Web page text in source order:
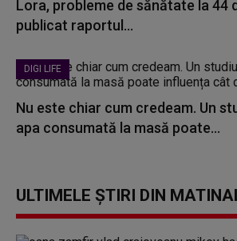
Lora, probleme de sănătate la 44
publicat raportul...
DIGI LIFE
Nu este chiar cum credeam. Un
apa consumată la masă poate...
ULTIMELE ȘTIRI DIN